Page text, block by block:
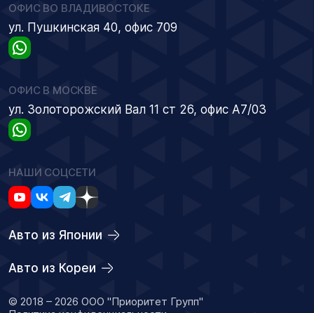
ОФИС ВО ВЛАДИВОСТОКЕ
ул. Пушкинская 40, офис 709
ОФИС В МОСКВЕ
ул. Золоторожский Вал 11 ст 26, офис А7/03
НАШИ СОЦСЕТИ
Авто из Японии
Авто из Кореи
© 2018 – 2026 ООО "Приоритет Групп"